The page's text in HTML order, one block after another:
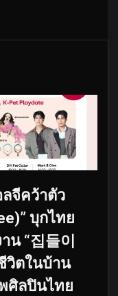
จีคว้าตัว
บุกไทย
“집들이
วิตในบ้าน
ศิลปินไทย